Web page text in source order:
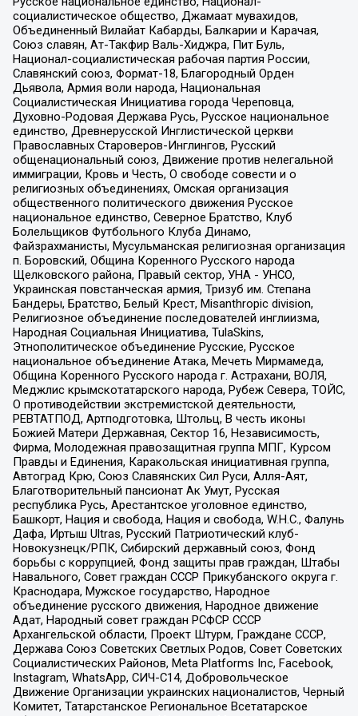
социалистическое общество, Джамаат мувахидов,
Объединенный Вилайат Кабарды, Балкарии и Карачая,
Союз славян, Ат-Такфир Валь-Хиджра, Пит Буль,
Национал-социалистическая рабочая партия России,
Славянский союз, Формат-18, Благородный Орден
Дьявола, Армия воли народа, Национальная
Социалистическая Инициатива города Череповца,
Духовно-Родовая Держава Русь, Русское национальное
единство, Древнерусской Инглистической церкви
Православных Староверов-Инглингов, Русский
общенациональный союз, Движение против нелегальной
иммиграции, Кровь и Честь, О свободе совести и о
религиозных объединениях, Омская организация
общественного политического движения Русское
национальное единство, Северное Братство, Клуб
Болельщиков Футбольного Клуба Динамо,
Файзрахманисты, Мусульманская религиозная организация
п. Боровский, Община Коренного Русского народа
Щелковского района, Правый сектор, УНА - УНСО,
Украинская повстанческая армия, Тризуб им. Степана
Бандеры, Братство, Белый Крест, Misanthropic division,
Религиозное объединение последователей инглиизма,
Народная Социальная Инициатива, TulaSkins,
Этнополитическое объединение Русские, Русское
национальное объединение Атака, Мечеть Мирмамеда,
Община Коренного Русского народа г. Астрахани, ВОЛЯ,
Меджлис крымскотатарского народа, Рубеж Севера, ТОЙС,
О противодействии экстремистской деятельности,
РЕВТАТПОД, Артподготовка, Штольц, В честь иконы
Божией Матери Державная, Сектор 16, Независимость,
Фирма, Молодежная правозащитная группа МПГ, Курсом
Правды и Единения, Каракольская инициативная группа,
Автоград Крю, Союз Славянских Сил Руси, Алля-Аят,
Благотворительный пансионат Ак Умут, Русская
республика Русь, Арестантское уголовное единство,
Башкорт, Нация и свобода, Нация и свобода, W.H.С., Фалунь
Дафа, Иртыш Ultras, Русский Патриотический клуб-
Новокузнецк/РПК, Сибирский державный союз, Фонд
борьбы с коррупцией, Фонд защиты прав граждан, Штабы
Навального, Совет граждан СССР Прикубанского округа г.
Краснодара, Мужское государство, Народное
объединение русского движения, Народное движение
Адат, Народный совет граждан РСФСР СССР
Архангельской области, Проект Штурм, Граждане СССР,
Держава Союз Советских Светлых Родов, Совет Советских
Социалистических Районов, Meta Platforms Inc, Facebook,
Instagram, WhatsApp, СИЧ-С14, Добровольческое
Движение Организации украинских националистов, Черный
Комитет, Татарстанское Региональное Всетатарское